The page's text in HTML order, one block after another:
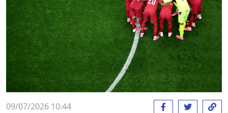
09/07/2026 10:44